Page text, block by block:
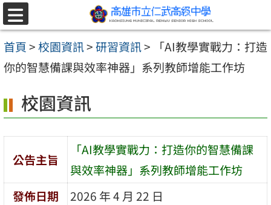
跳至主要內容區
選
單
首頁>校園資訊>研習資訊>
「AI教學實戰力：打造
你的智慧備課與效率神器」系列教師增能工作坊
校園資訊
公告主旨
「AI教學實戰力：打造你的智慧備課
與效率神器」系列教師增能工作坊
發佈日期
2026 年 4 月 22 日